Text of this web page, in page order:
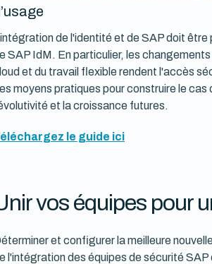
de l'identité et de SAP doit
SAP IdM. En particulier, les
et du travail flexible rendent l'accès
moyens pratiques pour construire le cas
et la croissance futures.
le guide ici
vos équipes pour
et configurer la meilleure
l'intégration des équipes de sécurité